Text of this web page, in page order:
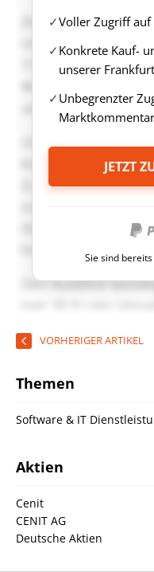
Voller Zugriff auf
Konkrete Kauf-
unserer
Unbegrenzter
JETZT
Sie sind
VORHERIGER ARTIKEL
Themen
Software & IT
Aktien
Cenit
CENIT AG
Deutsche Aktien